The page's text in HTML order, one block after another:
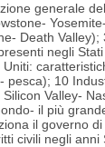
generale
Death
negli
Uniti:
pesca); 10
Valley-
il più
il governo
civili negli